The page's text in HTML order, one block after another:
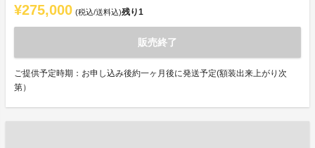
¥275,000 (税込/送料込)残り1
販売終了
ご提供予定時期：お申し込み後約一ヶ月後に発送予定(額装出来上がり次
第）